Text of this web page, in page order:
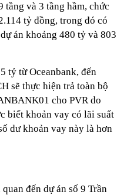
tầng và 3 tầng hầm, chức
tỷ đồng, trong đó có
án khoảng 480 tỷ và 803
tỷ từ Oceanbank, đến
sẽ thực hiện trả toàn bộ
cho PVR do
biết khoản vay có lãi suất
dư khoản vay này là hơn
đến dự án số 9 Trần